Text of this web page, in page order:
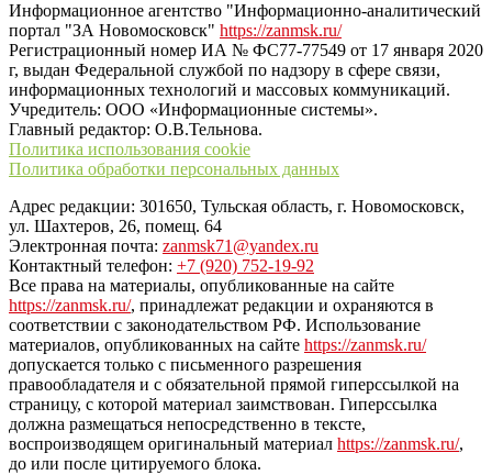
Информационное агентство "Информационно-аналитический
портал "ЗА Новомосковск" https://zanmsk.ru/
Регистрационный номер ИА № ФС77-77549 от 17 января 2020
г, выдан Федеральной службой по надзору в сфере связи,
информационных технологий и массовых коммуникаций.
Учредитель: ООО «Информационные системы».
Главный редактор: О.В.Тельнова.
Политика использования cookie
Политика обработки персональных данных
Адрес редакции: 301650, Тульская область, г. Новомосковск,
ул. Шахтеров, 26, помещ. 64
Электронная почта: zanmsk71@yandex.ru
Контактный телефон: +7 (920) 752-19-92
Все права на материалы, опубликованные на сайте
https://zanmsk.ru/, принадлежат редакции и охраняются в
соответствии с законодательством РФ. Использование
материалов, опубликованных на сайте https://zanmsk.ru/
допускается только с письменного разрешения
правообладателя и с обязательной прямой гиперссылкой на
страницу, с которой материал заимствован. Гиперссылка
должна размещаться непосредственно в тексте,
воспроизводящем оригинальный материал https://zanmsk.ru/,
до или после цитируемого блока.